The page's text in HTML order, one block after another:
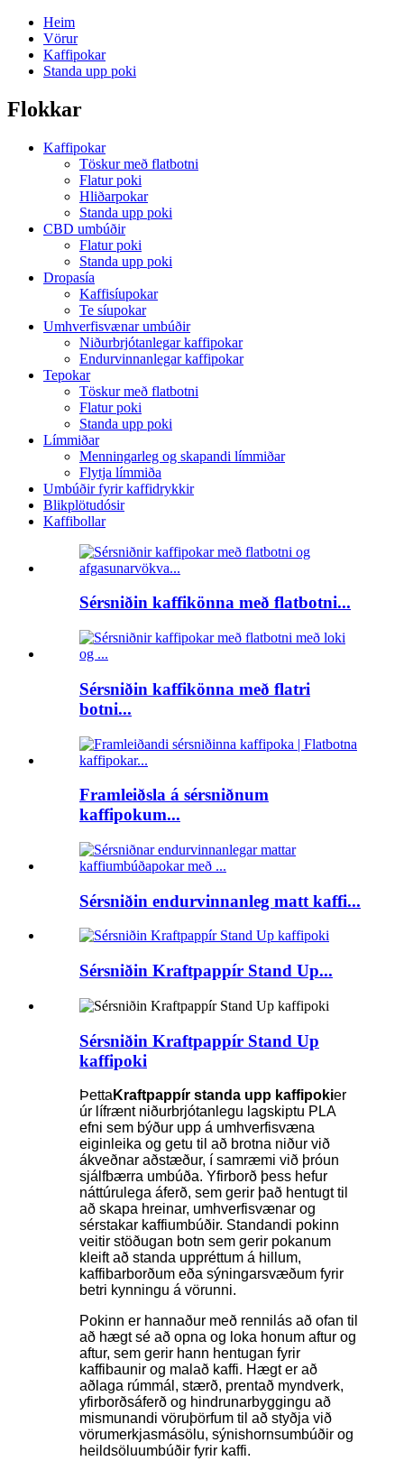
Heim
Vörur
Kaffipokar
Standa upp poki
Flokkar
Kaffipokar
Töskur með flatbotni
Flatur poki
Hliðarpokar
Standa upp poki
CBD umbúðir
Flatur poki
Standa upp poki
Dropasía
Kaffisíupokar
Te síupokar
Umhverfisvænar umbúðir
Niðurbrjótanlegar kaffipokar
Endurvinnanlegar kaffipokar
Tepokar
Töskur með flatbotni
Flatur poki
Standa upp poki
Límmiðar
Menningarleg og skapandi límmiðar
Flytja límmiða
Umbúðir fyrir kaffidrykkir
Blikplötudósir
Kaffibollar
Sérsniðin kaffikönna með flatbotni...
Sérsniðin kaffikönna með flatri
botni...
Framleiðsla á sérsniðnum
kaffipokum...
Sérsniðin endurvinnanleg matt kaffi...
Sérsniðin Kraftpappír Stand Up...
Sérsniðin Kraftpappír Stand Up
kaffipoki
Þetta Kraftpappír standa upp kaffipokier
úr lífrænt niðurbrjótanlegu lagskiptu PLA
efni sem býður upp á umhverfisvæna
eiginleika og getu til að brotna niður við
ákveðnar aðstæður, í samræmi við þróun
sjálfbærra umbúða. Yfirborð þess hefur
náttúrulega áferð, sem gerir það hentugt til
að skapa hreinar, umhverfisvænar og
sérstakar kaffiumbúðir. Standandi pokinn
veitir stöðugan botn sem gerir pokanum
kleift að standa uppréttum á hillum,
kaffibarborðum eða sýningarsvæðum fyrir
betri kynningu á vörunni.
Pokinn er hannaður með rennilás að ofan til
að hægt sé að opna og loka honum aftur og
aftur, sem gerir hann hentugan fyrir
kaffibaunir og malað kaffi. Hægt er að
aðlaga rúmmál, stærð, prentað myndverk,
yfirborðsáferð og hindrunarbyggingu að
mismunandi vöruþörfum til að styðja við
vörumerkjasmásölu, sýnishornsumbúðir og
heildsöluumbúðir fyrir kaffi.